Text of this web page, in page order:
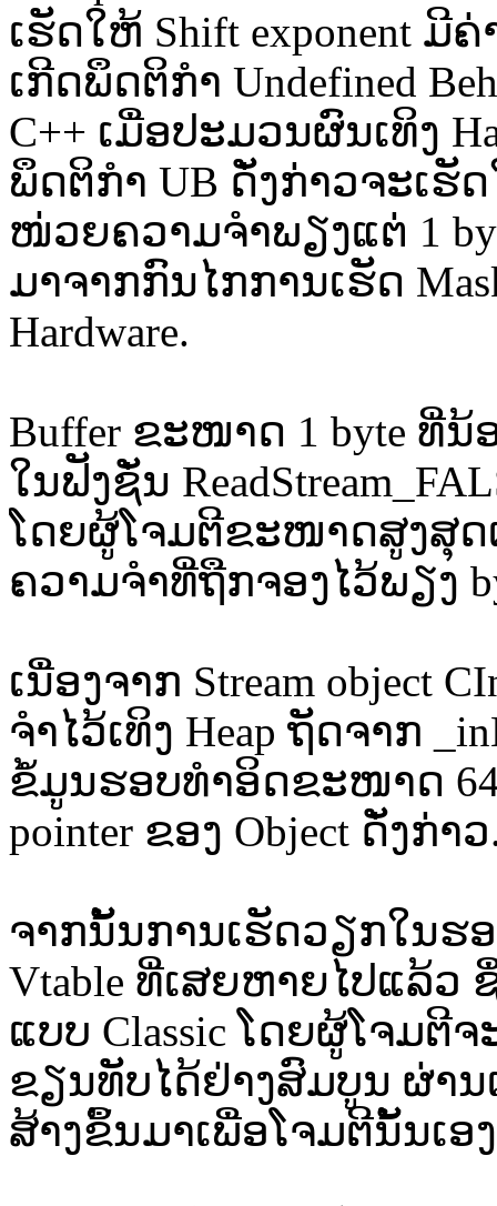
ເຮັດໃຫ້ Shift exponent ມີ
ເກີດພຶດຕິກຳ Undefined
C++ ເມື່ອປະມວນຜົນເທິງ
ພຶດຕິກຳ UB ດັ່ງກ່າວຈະເຮັ
ໜ່ວຍຄວາມຈຳພຽງແຕ່ 1
ມາຈາກກົນໄກການເຮັດ
Hardware.
Buffer ຂະໜາດ 1 byte ທີ່
ໃນຟັງຊັ່ນ
ໂດຍຜູ້ໂຈມຕີຂະໜາດສູງສຸດ
ຄວາມຈຳທີ່ຖືກຈອງໄວ້ພຽງ
ເນື່ອງຈາກ Stream object
ຈຳໄວ້ເທິງ Heap ຖັດຈາກ
ຂໍ້ມູນຮອບທໍາອິດຂະໜາດ 64
pointer ຂອງ Object ດັ່ງກ່າ
ຈາກນັ້ນການເຮັດວຽກໃນຮ
Vtable ທີ່ເສຍຫາຍໄປແລ້ວ
ແບບ Classic ໂດຍຜູ້ໂຈມຕີ
ຂຽນທັບໄດ້ຢ່າງສົມບູນ ຜ່ານ
ສ້າງຂຶ້ນມາເພື່ອໂຈມຕີນັ້ນເອ